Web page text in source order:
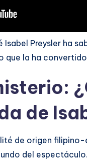
Isabel Preysler ha
la ha
de
de origen
del